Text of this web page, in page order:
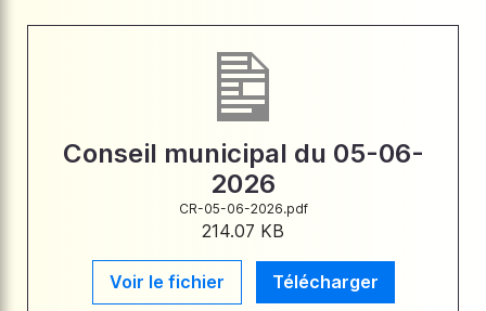
Conseil municipal du 05-06-
2026
CR-05-06-2026.pdf
214.07 KB
Voir le fichier Télécharger